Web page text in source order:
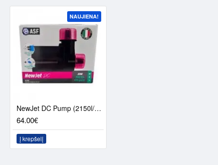
NAUJIENA!
NewJet DC Pump (2150l/h) - ASF
64.00€
Į krepšelį